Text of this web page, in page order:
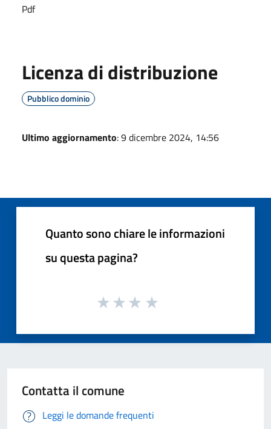
Pdf
Licenza di distribuzione
Pubblico dominio
Ultimo aggiornamento: 9 dicembre 2024, 14:56
Quanto sono chiare le informazioni
su questa pagina?
Contatta il comune
Leggi le domande frequenti